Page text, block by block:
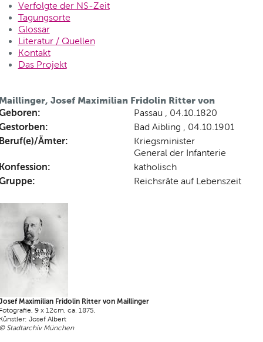
Verfolgte der NS-Zeit
Tagungsorte
Glossar
Literatur / Quellen
Kontakt
Das Projekt
Josef Maximilian Fridolin Ritter von
Passau , 04.10.1820
Bad Aibling , 04.10.1901
Ämter:
Kriegsminister
General der Infanterie
katholisch
Reichsräte auf Lebenszeit
Maximilian Fridolin Ritter von Maillinger
9 x 12cm, ca. 1875,
Josef Albert
Stadtarchiv München